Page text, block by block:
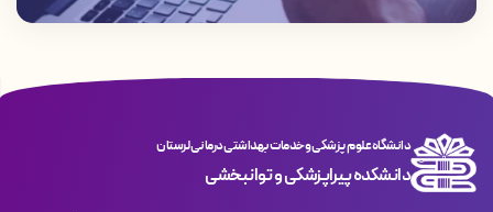
دانشگاه علوم پزشکی و خدمات بهداشتی درمانی لرستان
دانشکده پیراپزشکی و توانبخشی